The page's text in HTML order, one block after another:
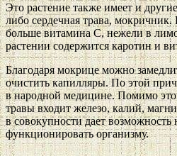
Это растение также имеет и
либо сердечная трава, мокричник.
больше витамина С, нежели в
растении содержится каротин и
Благодаря мокрице можно
очистить капилляры. По этой
в народной медицине. Помимо
травы входит железо, калий,
в совокупности дает возможность
функционировать организму.